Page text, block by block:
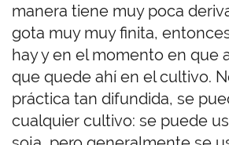
manera tiene muy poca
gota muy muy finita,
hay y en el momento en que
que quede ahí en el cultivo.
práctica tan difundida, se
cualquier cultivo: se puede